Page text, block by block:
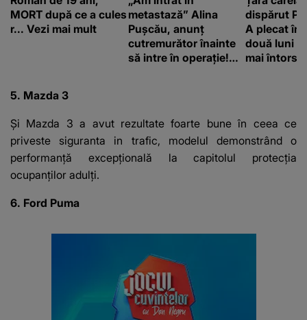
MORT după ce a cules
r... Vezi mai mult
metastază” Alina
Pușcău, anunț
cutremurător înainte
să intre în operație!
dispărut
A plecat în
două luni
mai întors
5. Mazda 3
Și Mazda 3 a avut rezultate foarte bune în ceea ce
priveste siguranta in trafic, modelul demonstrând o
performanță excepțională la capitolul protecția
ocupanților adulți.
6. Ford Puma